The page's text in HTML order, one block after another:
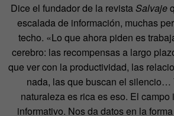
Dice el fundador de la revistaSalvaje
escalada de información, muchas
techo. «Lo que ahora piden es
cerebro: las recompensas a largo
que ver con la productividad, las
nada, las que buscan el silencio…
naturaleza es rica es eso. El campo
informativo. Nos da datos en la